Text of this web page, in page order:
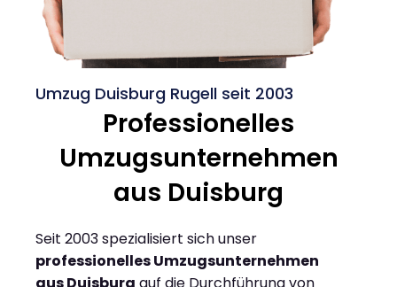
Umzug Duisburg Rugell seit 2003
Professionelles
Umzugsunternehmen
aus Duisburg
Seit 2003 spezialisiert sich unser
professionelles Umzugsunternehmen